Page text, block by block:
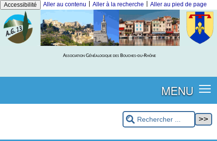
Accessibilité Aller au contenu Aller à la recherche Aller au pied de page
Association Généalogique des Bouches-du-Rhône
MENU